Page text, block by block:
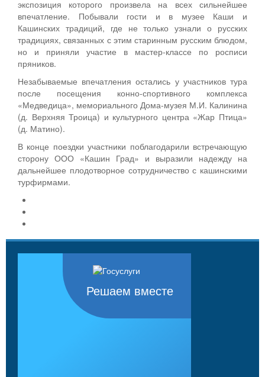
экспозиция которого произвела на всех сильнейшее
впечатление. Побывали гости и в музее Каши и
Кашинских традиций, где не только узнали о русских
традициях, связанных с этим старинным русским блюдом,
но и приняли участие в мастер-классе по росписи
пряников.
Незабываемые впечатления остались у участников тура
после посещения конно-спортивного комплекса
«Медведица», мемориального Дома-музея М.И. Калинина
(д. Верхняя Троица) и культурного центра «Жар Птица»
(д. Матино).
В конце поездки участники поблагодарили встречающую
сторону ООО «Кашин Град» и выразили надежду на
дальнейшее плодотворное сотрудничество с кашинскими
турфирмами.
Решаем вместе